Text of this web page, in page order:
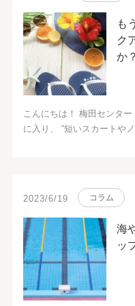
も
ク
か？
こんにちは！ 梅田センタ
に入り、 “短いスカートや
2023/6/19 コラム
海
ッ